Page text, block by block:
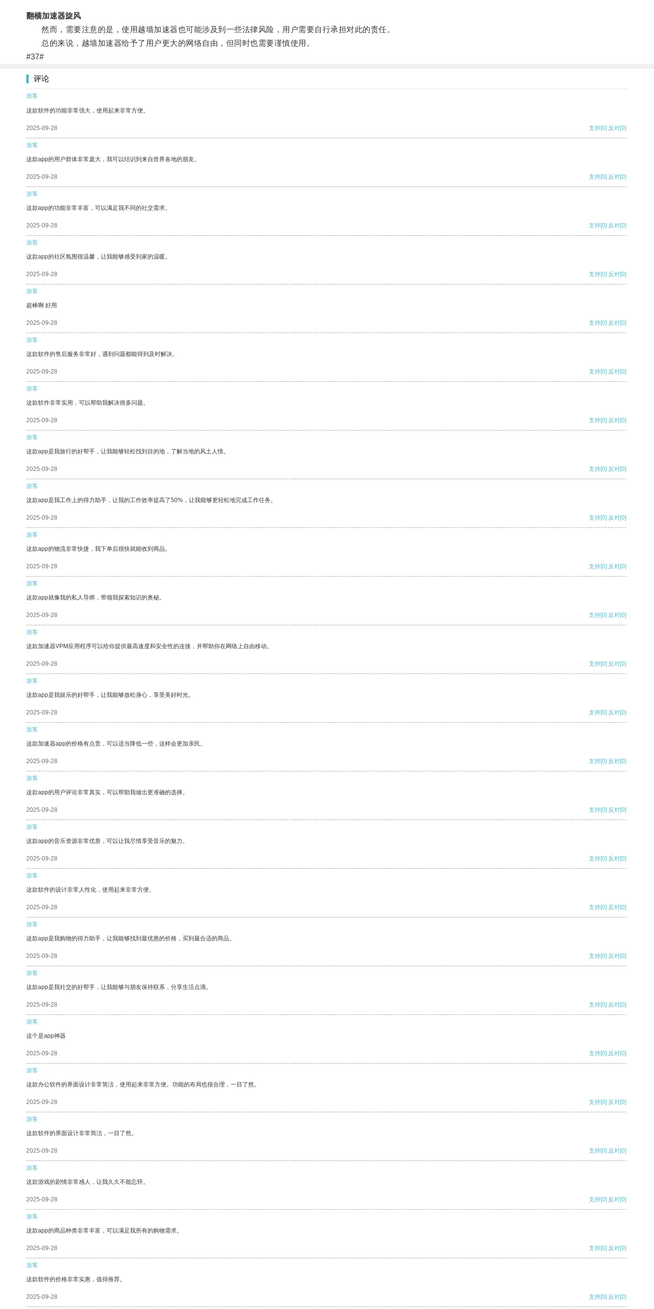
翻樯加速器旋风
然而，需要注意的是，使用越墙加速器也可能涉及到一些法律风险，用户需要自行承担对此的责任。
总的来说，越墙加速器给予了用户更大的网络自由，但同时也需要谨慎使用。
#37#
评论
游客
这款软件的功能非常强大，使用起来非常方便。
2025-09-28 支持[0] 反对[0]
游客
这款app的用户群体非常庞大，我可以结识到来自世界各地的朋友。
2025-09-28 支持[0] 反对[0]
游客
这款app的功能非常丰富，可以满足我不同的社交需求。
2025-09-28 支持[0] 反对[0]
游客
这款app的社区氛围很温馨，让我能够感受到家的温暖。
2025-09-28 支持[0] 反对[0]
游客
超棒啊 好用
2025-09-28 支持[0] 反对[0]
游客
这款软件的售后服务非常好，遇到问题都能得到及时解决。
2025-09-28 支持[0] 反对[0]
游客
这款软件非常实用，可以帮助我解决很多问题。
2025-09-28 支持[0] 反对[0]
游客
这款app是我旅行的好帮手，让我能够轻松找到目的地，了解当地的风土人情。
2025-09-28 支持[0] 反对[0]
游客
这款app是我工作上的得力助手，让我的工作效率提高了50%，让我能够更轻松地完成工作任务。
2025-09-28 支持[0] 反对[0]
游客
这款app的物流非常快捷，我下单后很快就能收到商品。
2025-09-28 支持[0] 反对[0]
游客
这款app就像我的私人导师，带领我探索知识的奥秘。
2025-09-28 支持[0] 反对[0]
游客
这款加速器VPM应用程序可以给你提供最高速度和安全性的连接，并帮助你在网络上自由移动。
2025-09-28 支持[0] 反对[0]
游客
这款app是我娱乐的好帮手，让我能够放松身心，享受美好时光。
2025-09-28 支持[0] 反对[0]
游客
这款加速器app的价格有点贵，可以适当降低一些，这样会更加亲民。
2025-09-28 支持[0] 反对[0]
游客
这款app的用户评论非常真实，可以帮助我做出更准确的选择。
2025-09-28 支持[0] 反对[0]
游客
这款app的音乐资源非常优质，可以让我尽情享受音乐的魅力。
2025-09-28 支持[0] 反对[0]
游客
这款软件的设计非常人性化，使用起来非常方便。
2025-09-28 支持[0] 反对[0]
游客
这款app是我购物的得力助手，让我能够找到最优惠的价格，买到最合适的商品。
2025-09-28 支持[0] 反对[0]
游客
这款app是我社交的好帮手，让我能够与朋友保持联系，分享生活点滴。
2025-09-28 支持[0] 反对[0]
游客
这个是app神器
2025-09-28 支持[0] 反对[0]
游客
这款办公软件的界面设计非常简洁，使用起来非常方便。功能的布局也很合理，一目了然。
2025-09-28 支持[0] 反对[0]
游客
这款软件的界面设计非常简洁，一目了然。
2025-09-28 支持[0] 反对[0]
游客
这款游戏的剧情非常感人，让我久久不能忘怀。
2025-09-28 支持[0] 反对[0]
游客
这款app的商品种类非常丰富，可以满足我所有的购物需求。
2025-09-28 支持[0] 反对[0]
游客
这款软件的价格非常实惠，值得推荐。
2025-09-28 支持[0] 反对[0]